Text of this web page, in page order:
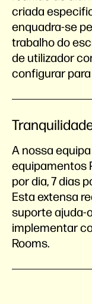
criada
enquadra-se
trabalho do
de utilizador
configurar
A nossa
equipamentos
por dia, 7 dias
Esta extensa
suporte ajuda-
implementar
Rooms.